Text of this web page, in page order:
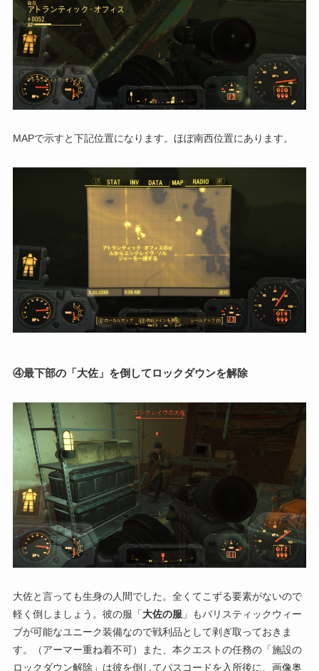
MAPで示すと下記位置になります。ほぼ南西位置にあります。
④最下部の「大佐」を倒してロックダウンを解除
大佐と言っても生身の人間でした。全くてこずる要素がないので
軽く倒しましょう。彼の服「大佐の服 」もバリスティックウィー
ブが可能なユニーク装備なので戦利品として剥ぎ取っておきま
す。（アーマー重ね着不可）また、本クエストの任務の「施設の
ロックダウン解除」は彼を倒してパスコードを入所後に、画像奥